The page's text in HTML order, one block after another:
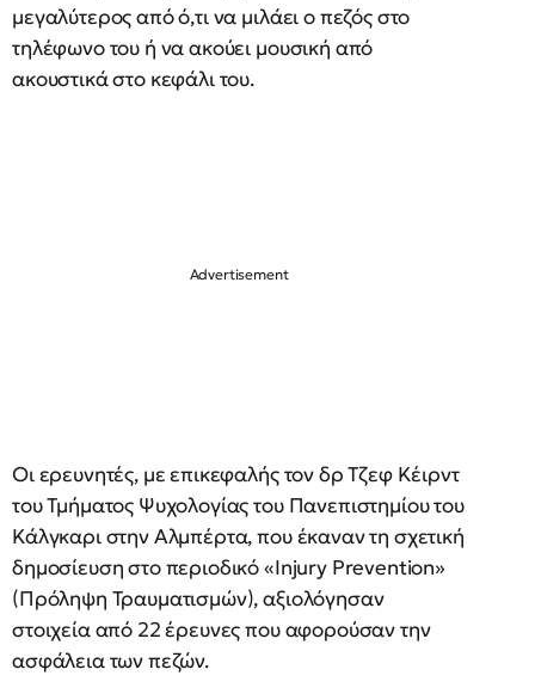
μεγαλύτερος από ό,τι να μιλάει ο πεζός στο
τηλέφωνο του ή να ακούει μουσική από
ακουστικά στο κεφάλι του.
Οι ερευνητές, με επικεφαλής τον δρ Τζεφ Κέιρντ
του Τμήματος Ψυχολογίας του Πανεπιστημίου του
Κάλγκαρι στην Αλμπέρτα, που έκαναν τη σχετική
δημοσίευση στο περιοδικό «Injury Prevention»
(Πρόληψη Τραυματισμών), αξιολόγησαν
στοιχεία από 22 έρευνες που αφορούσαν την
ασφάλεια των πεζών.